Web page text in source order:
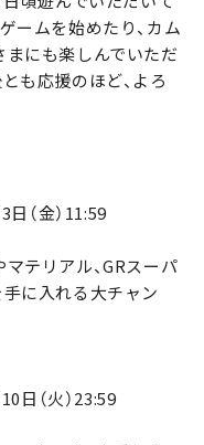
ームを始めたり、カム
にも楽しんでいただ
も応援のほど、よろ
日（金）11:59
テリアル、GRスーパ
に入れる大チャン
日（火）23:59